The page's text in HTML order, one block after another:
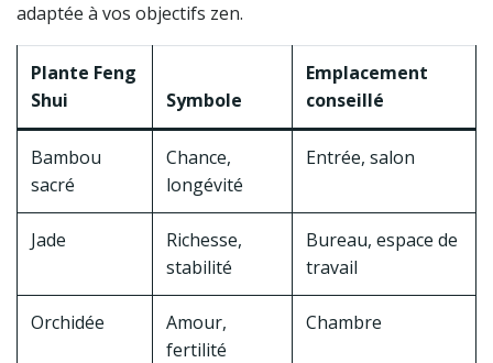
adaptée à vos objectifs zen.
Plante Feng
Shui
Symbole
Emplacement
conseillé
Bambou
sacré
Chance,
longévité
Entrée, salon
Jade
Richesse,
stabilité
Bureau, espace de
travail
Orchidée
Amour,
fertilité
Chambre